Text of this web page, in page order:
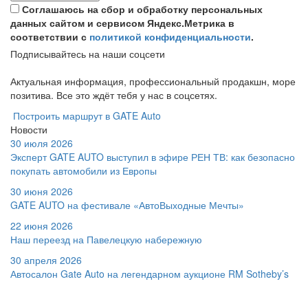
Соглашаюсь на сбор и обработку персональных
данных сайтом и сервисом Яндекс.Метрика в
соответствии с политикой конфиденциальности.
Подписывайтесь на наши соцсети
Актуальная информация, профессиональный продакшн, море
позитива. Все это ждёт тебя у нас в соцсетях.
Построить маршрут в GATE Auto
Новости
30 июля 2026
Эксперт GATE AUTO выступил в эфире РЕН ТВ: как безопасно
покупать автомобили из Европы
30 июня 2026
GATE AUTO на фестивале «АвтоВыходные Мечты»
22 июня 2026
Наш переезд на Павелецкую набережную
30 апреля 2026
Автосалон Gate Auto на легендарном аукционе RM Sotheby’s